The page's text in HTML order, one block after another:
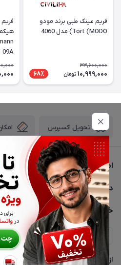
فریم عینک طبی برند مودو
Tort (MODO) مدل 4060
33,600,000
10,999,000 تومان 68٪
09A
تحویل اکسپرس
اطلاعات تماس
02177116909
info@civiliha.com
ارسال فوری در تهران + ارسال به
دسترسی سریع
حساب کاربری
مجله فروشگاه
لیست محصولات
درباره ما
خدمات مشتریان
حریم خصوصی
پشتیبانی واتساپ 09397003162
از جدید‌ترین تخفیف‌ها با‌ خبر شوید